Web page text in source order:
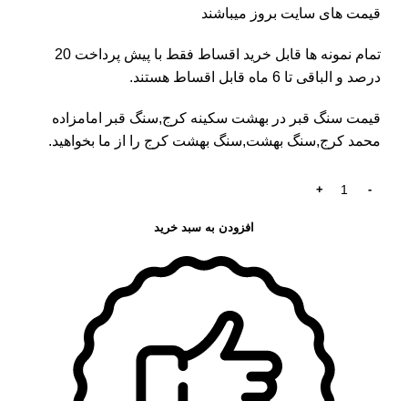
قیمت های سایت بروز میباشند
تمام نمونه ها قابل خرید اقساط فقط با پیش پرداخت 20
درصد و الباقی تا 6 ماه قابل اقساط هستند.
قیمت سنگ قبر در بهشت سکینه کرج,سنگ قبر امامزاده
محمد کرج,سنگ بهشت,سنگ بهشت کرج را از ما بخواهید.
افزودن به سبد خرید